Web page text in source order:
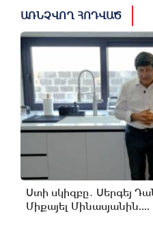
ԱՌՆՉՎՈՂ ՀՈԴՎԱԾ
Ստի սկիզբը․ Սերգեյ
Միքայել Մինասյանին....